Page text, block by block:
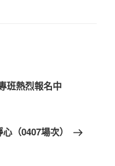
班熱烈報名中
（0407場次）